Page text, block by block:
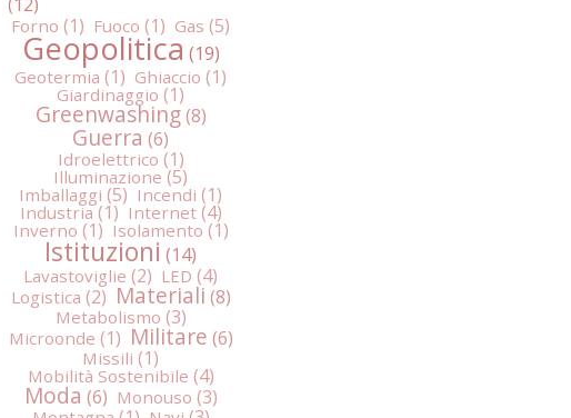
Forno Fuoco Gas
Geopolitica
Geotermia
Ghiaccio
Giardinaggio
Greenwashing
Guerra
Idroelettrico
Illuminazione
Imballaggi
Incendi
Industria
Internet
Inverno
Isolamento
Istituzioni
Lavastoviglie
LED
Logistica
Materiali
Metabolismo
Microonde
Militare
Missili
Mobilità Sostenibile
Moda
Monouso